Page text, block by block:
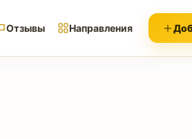
Отзывы Направления